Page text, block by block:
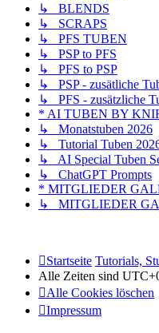
↳ BLENDS
↳ SCRAPS
↳ PFS TUBEN
↳ PSP to PFS
↳ PFS to PSP
↳ PSP - zusätliche
↳ PFS - zusätzliche
* AI TUBEN BY
↳ Monatstuben 2026
↳ Tutorial Tuben
↳ AI Special Tuben
↳ ChatGPT Prompts
* MITGLIEDER
↳ MITGLIEDER
Startseite Tutorials,
Alle Zeiten sind
Alle Cookies löschen
Impressum